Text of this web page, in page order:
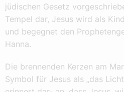
jüdischen Gesetz
Tempel dar, Jesus wird als
und begegnet den
Hanna.
Die brennenden Kerzen am
Symbol für Jesus als „das